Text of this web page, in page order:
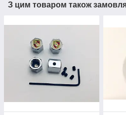
З цим товаром також